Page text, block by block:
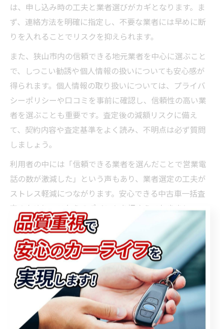
は、申し込み時の工夫と業者選びがカギとなります。ま
ず、連絡方法を明確に指定し、不要な業者には早めに断
りを入れることでリスクを抑えられます。
また、狭山市内の信頼できる地元業者を中心に選ぶこと
で、しつこい勧誘や個人情報の扱いについても安心感が
得られます。個人情報の取り扱いについては、プライバ
シーポリシーや口コミを事前に確認し、信頼性の高い業
者を選ぶことも重要です。査定後の減額リスクに備え
て、契約内容や査定基準をよく読み、不明点は必ず質問
しましょう。
利用者の中には「信頼できる業者を選んだことで営業電
話の数が激減した」という声もあり、業者選定の工夫が
ストレス軽減につながります。安心できる中古車一括査
定のために、これらのポイントを押さえておきましょ
う。
狭山市で中古車を賢く売るための
比較術
中古車一括査定で賢く業者を比較する方法